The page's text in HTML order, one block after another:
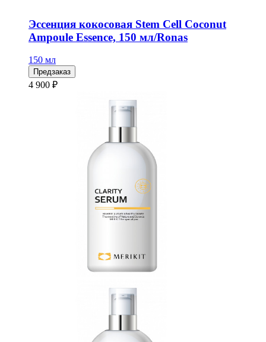
Эссенция кокосовая Stem Cell Coconut
Ampoule Essence, 150 мл/Ronas
150 мл
Предзаказ
4 900 ₽